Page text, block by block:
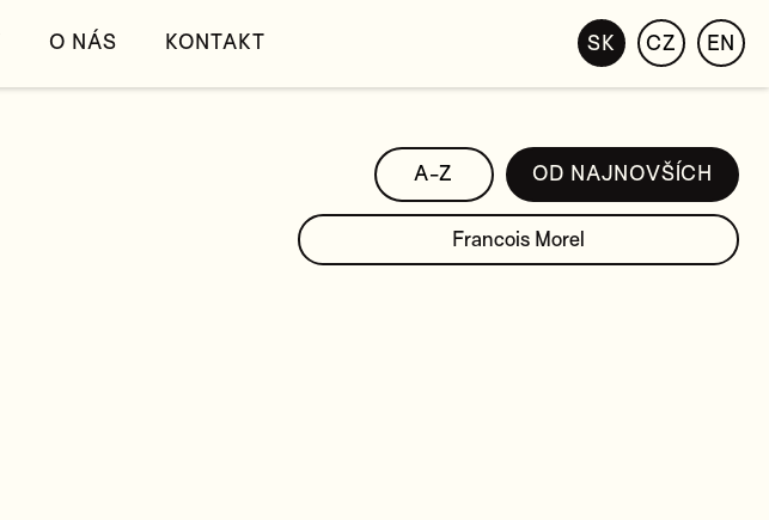
O NÁS KONTAKT SK CZ EN
OD NAJNOVŠÍCH
A-Z